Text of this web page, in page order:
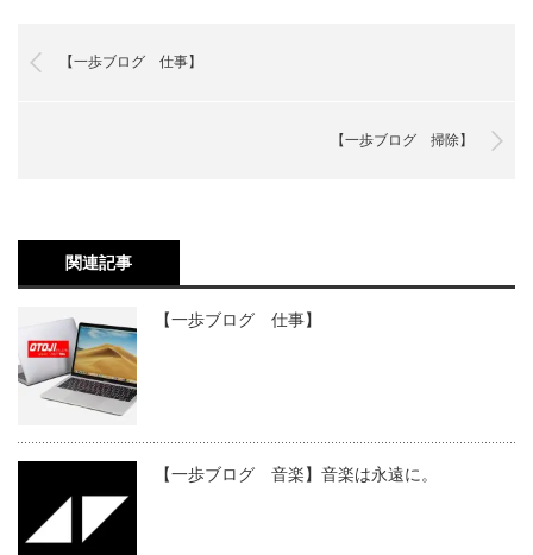
【一歩ブログ 仕事】
【一歩ブログ 掃除】
関連記事
【一歩ブログ 仕事】
【一歩ブログ 音楽】音楽は永遠に。